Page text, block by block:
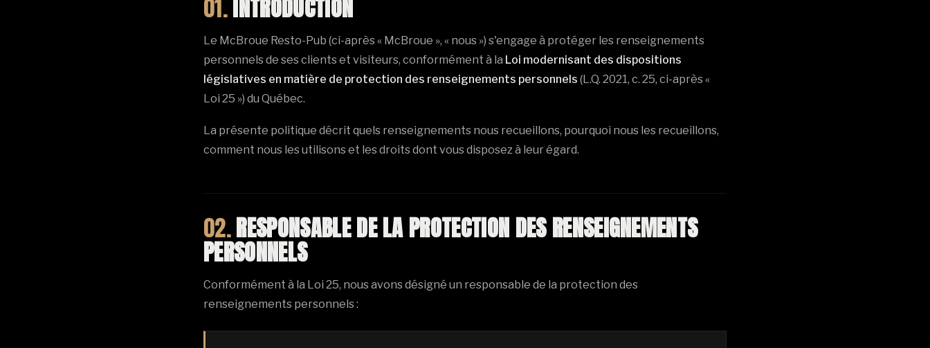
01.INTRODUCTION
Le McBroue Resto-Pub (ci-après « McBroue », « nous ») s'engage à protéger les renseignements
personnels de ses clients et visiteurs, conformément à la Loi modernisant des dispositions
législatives en matière de protection des renseignements personnels (L.Q. 2021, c. 25, ci-après «
Loi 25 ») du Québec.
La présente politique décrit quels renseignements nous recueillons, pourquoi nous les recueillons,
comment nous les utilisons et les droits dont vous disposez à leur égard.
02.RESPONSABLE DE LA PROTECTION DES RENSEIGNEMENTS
PERSONNELS
Conformément à la Loi 25, nous avons désigné un responsable de la protection des
renseignements personnels :